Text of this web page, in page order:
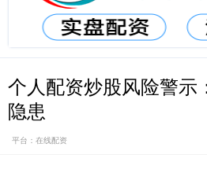
个人配资炒股风险警示
隐患
平台：在线配资